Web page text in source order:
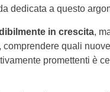
dedicata a questo
in crescita,
quali
promettenti è